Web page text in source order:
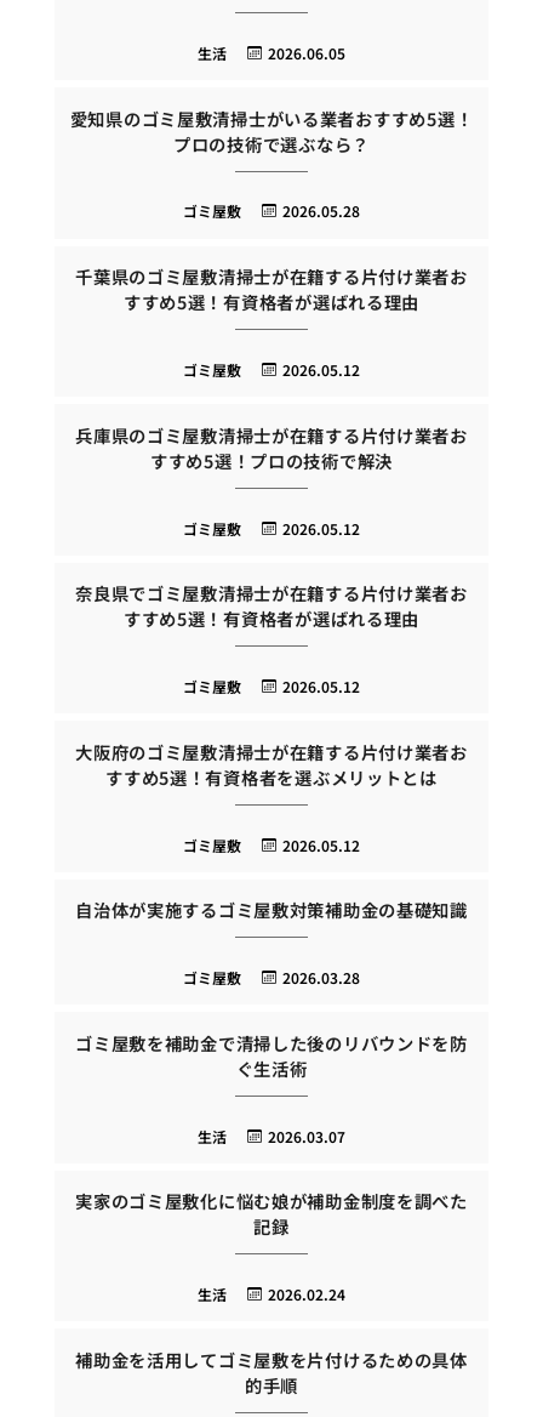
2026.06.05
生活
愛知県のゴミ屋敷清掃士がいる業者おすすめ5選！
プロの技術で選ぶなら？
2026.05.28
ゴミ屋敷
千葉県のゴミ屋敷清掃士が在籍する片付け業者お
すすめ5選！有資格者が選ばれる理由
2026.05.12
ゴミ屋敷
兵庫県のゴミ屋敷清掃士が在籍する片付け業者お
すすめ5選！プロの技術で解決
2026.05.12
ゴミ屋敷
奈良県でゴミ屋敷清掃士が在籍する片付け業者お
すすめ5選！有資格者が選ばれる理由
2026.05.12
ゴミ屋敷
大阪府のゴミ屋敷清掃士が在籍する片付け業者お
すすめ5選！有資格者を選ぶメリットとは
2026.05.12
ゴミ屋敷
自治体が実施するゴミ屋敷対策補助金の基礎知識
2026.03.28
ゴミ屋敷
ゴミ屋敷を補助金で清掃した後のリバウンドを防
ぐ生活術
2026.03.07
生活
実家のゴミ屋敷化に悩む娘が補助金制度を調べた
記録
2026.02.24
生活
補助金を活用してゴミ屋敷を片付けるための具体
的手順